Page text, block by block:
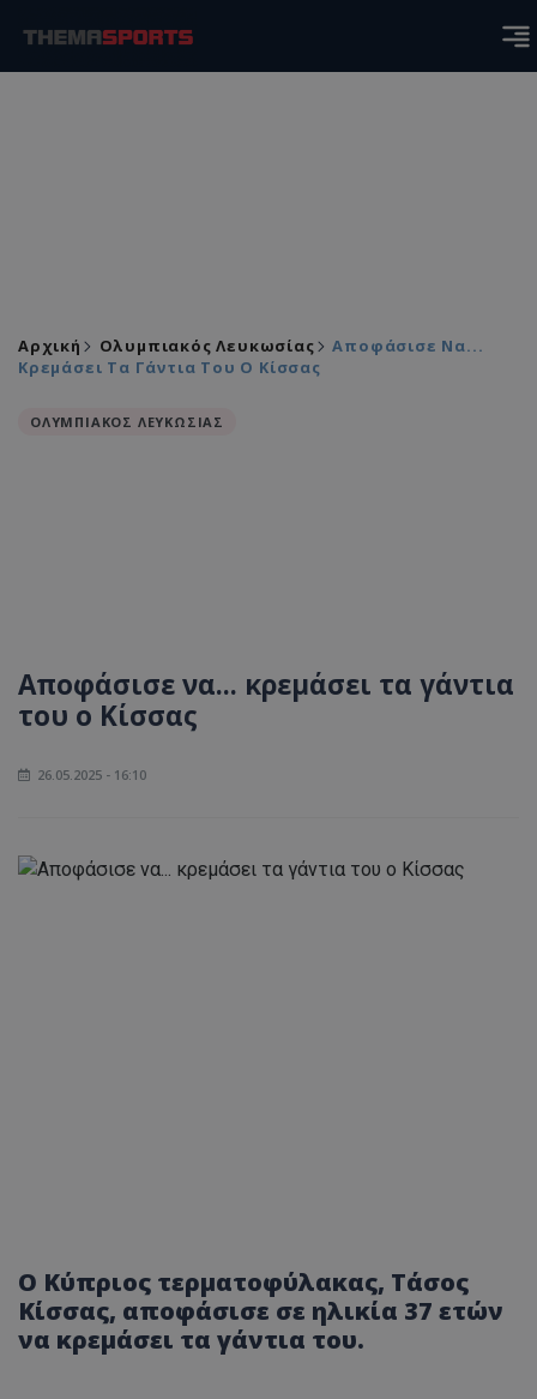
Αρχική Ολυμπιακός Λευκωσίας
Αποφάσισε Να...
Κρεμάσει Τα Γάντια Του Ο Κίσσας
ΟΛΥΜΠΙΑΚΟΣ ΛΕΥΚΩΣΙΑΣ
Αποφάσισε να... κρεμάσει τα γάντια
του ο Κίσσας
26.05.2025 - 16:10
Ο Κύπριος τερματοφύλακας, Τάσος
Κίσσας, αποφάσισε σε ηλικία 37 ετών
να κρεμάσει τα γάντια του.